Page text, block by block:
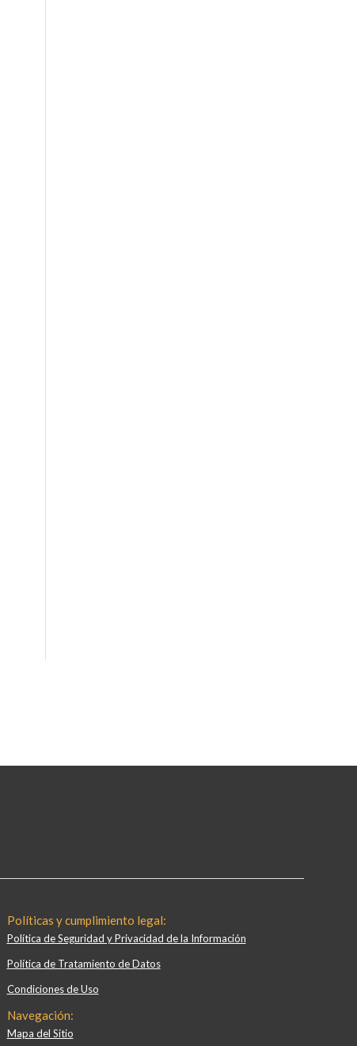
Políticas y cumplimiento legal:
Política de Seguridad y Privacidad de la Información
Política de Tratamiento de Datos
Condiciones de Uso
Navegación:
Mapa del Sitio